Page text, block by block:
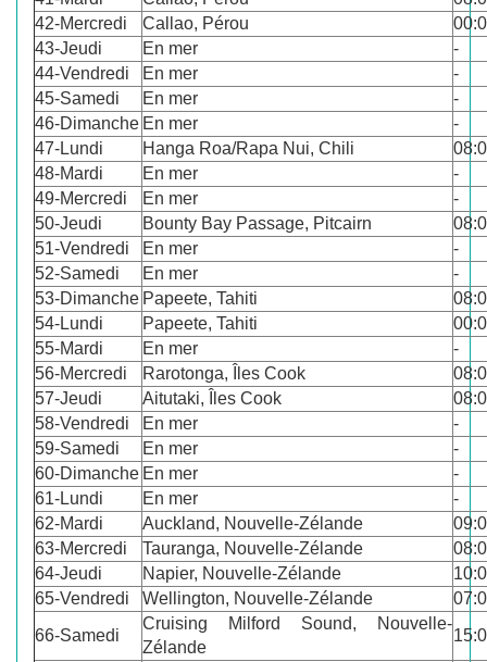
42-Mercredi
Callao, Pérou
43-Jeudi
En mer
-
44-Vendredi
En mer
-
45-Samedi
En mer
-
46-Dimanche En mer
-
47-Lundi
Hanga Roa/Rapa Nui, Chili
48-Mardi
En mer
-
49-Mercredi
En mer
-
50-Jeudi
Bounty Bay Passage, Pitcairn
51-Vendredi
En mer
-
52-Samedi
En mer
-
53-Dimanche Papeete, Tahiti
54-Lundi
Papeete, Tahiti
55-Mardi
En mer
-
56-Mercredi
Rarotonga, Îles Cook
57-Jeudi
Aitutaki, Îles Cook
58-Vendredi
En mer
-
59-Samedi
En mer
-
60-Dimanche En mer
-
61-Lundi
En mer
-
62-Mardi
Auckland, Nouvelle-Zélande
63-Mercredi
Tauranga, Nouvelle-Zélande
64-Jeudi
Napier, Nouvelle-Zélande
65-Vendredi
Wellington, Nouvelle-Zélande
66-Samedi
Cruising Milford Sound, Nouvelle-
Zélande